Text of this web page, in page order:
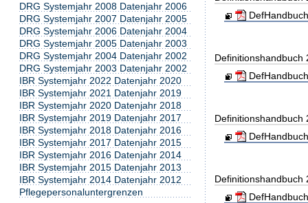
Definitionshandbuch
Definitionshandbuch
Definitionshandbuch
DRG Systemjahr 2008 Datenjahr 2006
DRG Systemjahr 2007 Datenjahr 2005
DRG Systemjahr 2006 Datenjahr 2004
DRG Systemjahr 2005 Datenjahr 2003
DRG Systemjahr 2004 Datenjahr 2002
DRG Systemjahr 2003 Datenjahr 2002
IBR Systemjahr 2022 Datenjahr 2020
IBR Systemjahr 2021 Datenjahr 2019
IBR Systemjahr 2020 Datenjahr 2018
IBR Systemjahr 2019 Datenjahr 2017
IBR Systemjahr 2018 Datenjahr 2016
IBR Systemjahr 2017 Datenjahr 2015
IBR Systemjahr 2016 Datenjahr 2014
IBR Systemjahr 2015 Datenjahr 2013
IBR Systemjahr 2014 Datenjahr 2012
Pflegepersonaluntergrenzen